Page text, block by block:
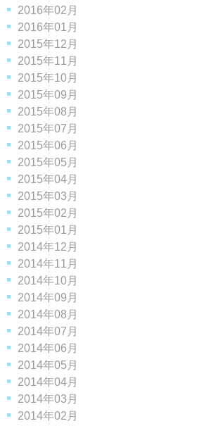
2016年02月
2016年01月
2015年12月
2015年11月
2015年10月
2015年09月
2015年08月
2015年07月
2015年06月
2015年05月
2015年04月
2015年03月
2015年02月
2015年01月
2014年12月
2014年11月
2014年10月
2014年09月
2014年08月
2014年07月
2014年06月
2014年05月
2014年04月
2014年03月
2014年02月